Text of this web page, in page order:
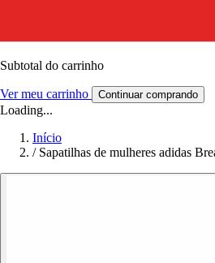
Subtotal do carrinho
Ver meu carrinho Continuar comprando
Loading...
Início
/ Sapatilhas de mulheres adidas